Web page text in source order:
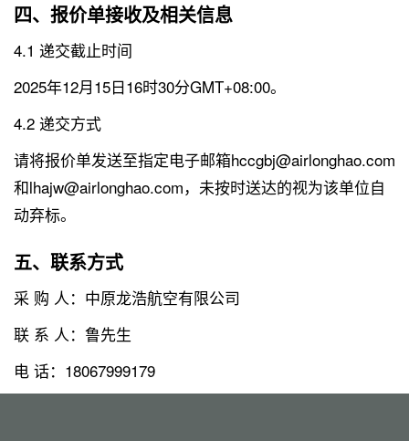
四、报价单接收及相关信息
4.1 递交截止时间
2025年12月15日16时30分GMT+08:00。
4.2 递交方式
请将报价单发送至指定电子邮箱hccgbj@airlonghao.com
和lhajw@airlonghao.com，未按时送达的视为该单位自
动弃标。
五、联系方式
采 购 人：中原龙浩航空有限公司
联 系 人：鲁先生
电 话：18067999179